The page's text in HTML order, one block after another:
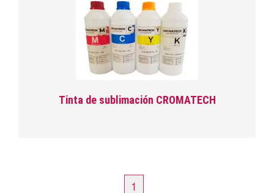
Tinta de sublimación CROMATECH
1